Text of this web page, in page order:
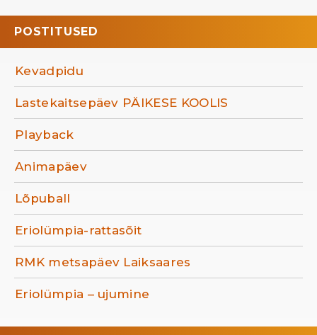
POSTITUSED
Kevadpidu
Lastekaitsepäev PÄIKESE KOOLIS
Playback
Animapäev
Lõpuball
Eriolümpia-rattasõit
RMK metsapäev Laiksaares
Eriolümpia – ujumine